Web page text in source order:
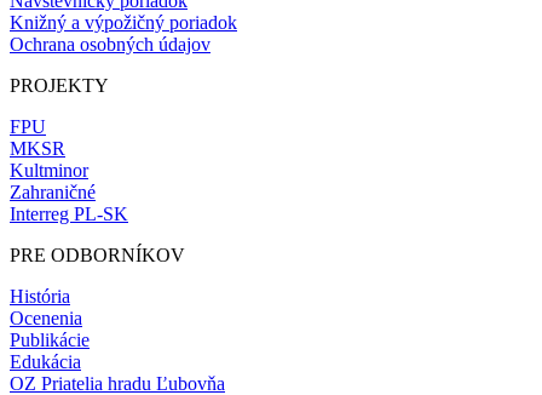
Knižný a výpožičný poriadok
Ochrana osobných údajov
PROJEKTY
FPU
MKSR
Kultminor
Zahraničné
Interreg PL-SK
PRE ODBORNÍKOV
História
Ocenenia
Publikácie
Edukácia
OZ Priatelia hradu Ľubovňa